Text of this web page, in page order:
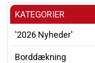
KATEGORIER
'2026 Nyheder'
Borddækning